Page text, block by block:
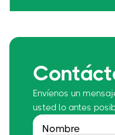
Envíenos un
usted lo antes
Nombre